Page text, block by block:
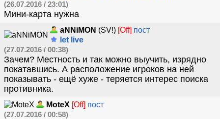
(26.07.2016 / 23:01)
Мини-карта нужна
aNNiMON (SV!) [Off] пост
let live
(27.07.2016 / 00:38)
Зачем? Местность и так можно выучить, изрядно
покатавшись. А расположение игроков на ней
показывать - ещё хуже - теряется интерес поиска
противника.
MoteX [Off] пост
(27.07.2016 / 00:58)